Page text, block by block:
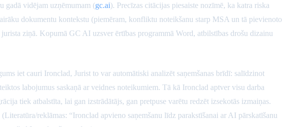
gadā vidējam uzņēmumam (gc.ai). Precīzas citācijas piesaiste nozīmē, ka katra riska
dokumentu kontekstu (piemēram, konfliktu noteikšanu starp MSA un tā pievienoto
ziņā. Kopumā GC AI uzsver ērtības programmā Word, atbilstības drošu dizainu
iet cauri Ironclad, Jurist to var automātiski analizēt saņemšanas brīdī: salīdzinot
labojumus saskaņā ar veidnes noteikumiem. Tā kā Ironclad aptver visu darba
tiek atbalstīta, lai gan izstrādātājs, gan pretpuse varētu redzēt izsekotās izmaiņas.
reklāmas: “Ironclad apvieno saņemšanu līdz parakstīšanai ar AI pārskatīšanu